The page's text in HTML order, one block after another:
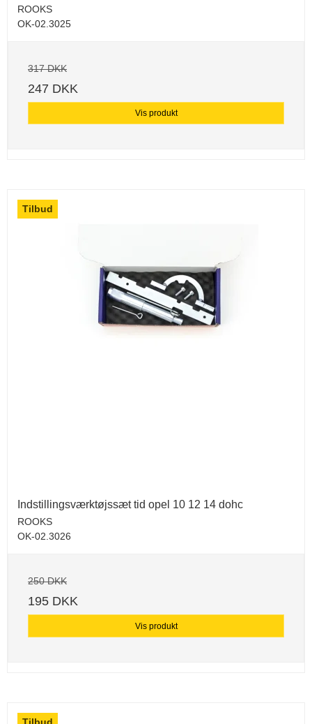
ROOKS
OK-02.3025
317 DKK
247 DKK
Vis produkt
Tilbud
Indstillingsværktøjssæt tid opel 10 12 14 dohc
ROOKS
OK-02.3026
250 DKK
195 DKK
Vis produkt
Tilbud